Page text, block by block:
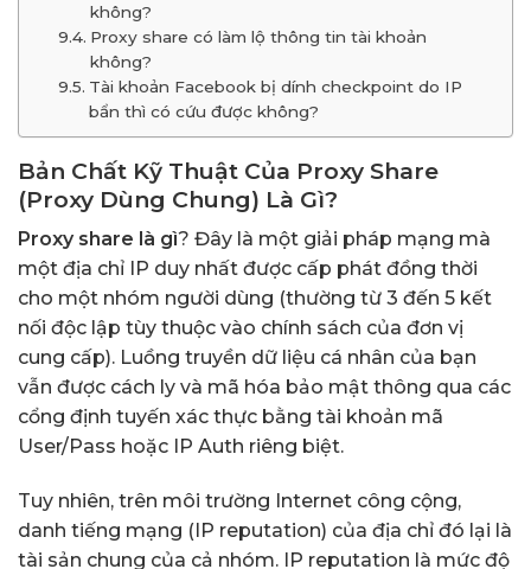
không?
Proxy share có làm lộ thông tin tài khoản
không?
Tài khoản Facebook bị dính checkpoint do IP
bẩn thì có cứu được không?
Bản Chất Kỹ Thuật Của Proxy Share
(Proxy Dùng Chung) Là Gì?
Proxy share là gì? Đây là một giải pháp mạng mà
một địa chỉ IP duy nhất được cấp phát đồng thời
cho một nhóm người dùng (thường từ 3 đến 5 kết
nối độc lập tùy thuộc vào chính sách của đơn vị
cung cấp). Luồng truyền dữ liệu cá nhân của bạn
vẫn được cách ly và mã hóa bảo mật thông qua các
cổng định tuyến xác thực bằng tài khoản mã
User/Pass hoặc IP Auth riêng biệt.
Tuy nhiên, trên môi trường Internet công cộng,
danh tiếng mạng (IP reputation) của địa chỉ đó lại là
tài sản chung của cả nhóm. IP reputation là mức độ